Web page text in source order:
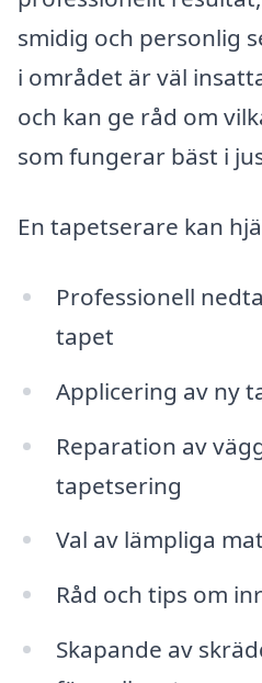
smidig och personlig
i området är väl
och kan ge råd om
som fungerar bäst i
En tapetserare kan
Professionell
tapet
Applicering av ny
Reparation av
tapetsering
Val av lämpliga
Råd och tips om
Skapande av